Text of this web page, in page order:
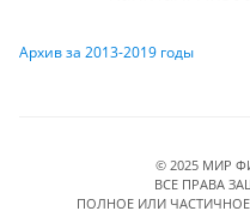
Архив за 2013-2019 годы
© 2025 МИР
ВСЕ ПРАВА
ПОЛНОЕ ИЛИ